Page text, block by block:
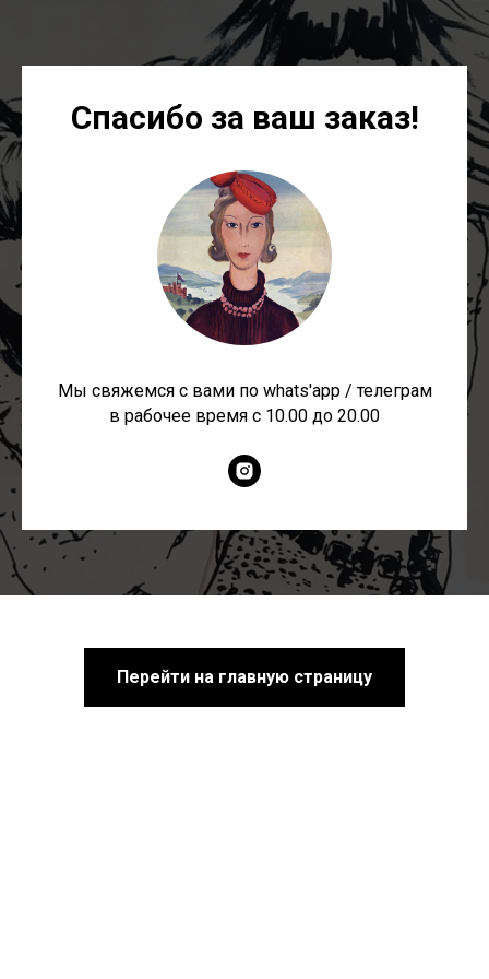
Спасибо за ваш заказ!
Мы свяжемся с вами по whats'app / телеграм
в рабочее время c 10.00 до 20.00
Перейти на главную страницу